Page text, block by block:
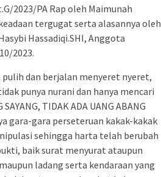
2023/PA Rap oleh Maimunah
tergugat serta alasannya oleh
Hassadiqi.SHI, Anggota
2023.
dan berjalan menyeret nyeret,
punya nurani dan hanya mencari
TIDAK ADA UANG ABANG
gara-gara perseteruan kakak-kakak
sehingga harta telah berubah
baik surat menyurat ataupun
ladang serta kendaraan yang